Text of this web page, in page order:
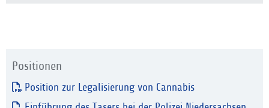
Positionen
Position zur Legalisierung von Cannabis